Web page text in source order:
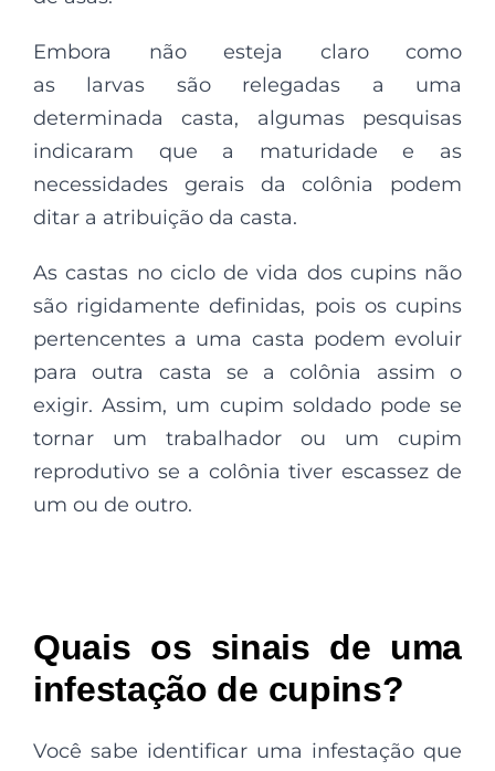
Embora não esteja claro como
as larvas são relegadas a uma
determinada casta, algumas pesquisas
indicaram que a maturidade e as
necessidades gerais da colônia podem
ditar a atribuição da casta.
As castas no ciclo de vida dos cupins não
são rigidamente definidas, pois os cupins
pertencentes a uma casta podem evoluir
para outra casta se a colônia assim o
exigir. Assim, um cupim soldado pode se
tornar um trabalhador ou um cupim
reprodutivo se a colônia tiver escassez de
um ou de outro.
Quais os sinais de uma
infestação de cupins?
Você sabe identificar uma infestação que